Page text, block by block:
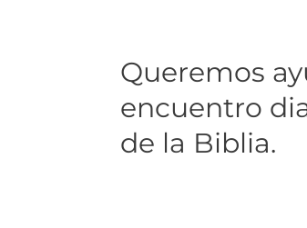
Queremos
encuentro
de la Biblia.​